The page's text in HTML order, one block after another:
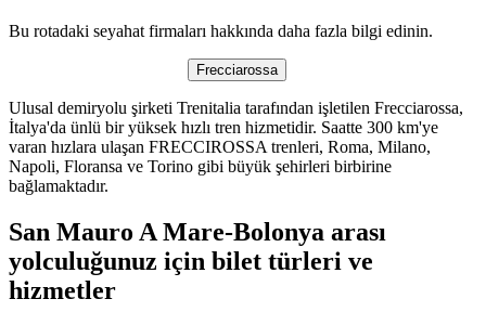
Bu rotadaki seyahat firmaları hakkında daha fazla bilgi edinin.
Frecciarossa
Ulusal demiryolu şirketi Trenitalia tarafından işletilen Frecciarossa,
İtalya'da ünlü bir yüksek hızlı tren hizmetidir. Saatte 300 km'ye
varan hızlara ulaşan FRECCIROSSA trenleri, Roma, Milano,
Napoli, Floransa ve Torino gibi büyük şehirleri birbirine
bağlamaktadır.
San Mauro A Mare-Bolonya arası
yolculuğunuz için bilet türleri ve
hizmetler